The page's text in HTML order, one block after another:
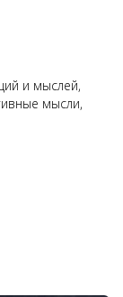
и мыслей,
мысли,